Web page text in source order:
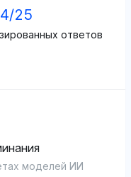
25
ответов
моделей ИИ